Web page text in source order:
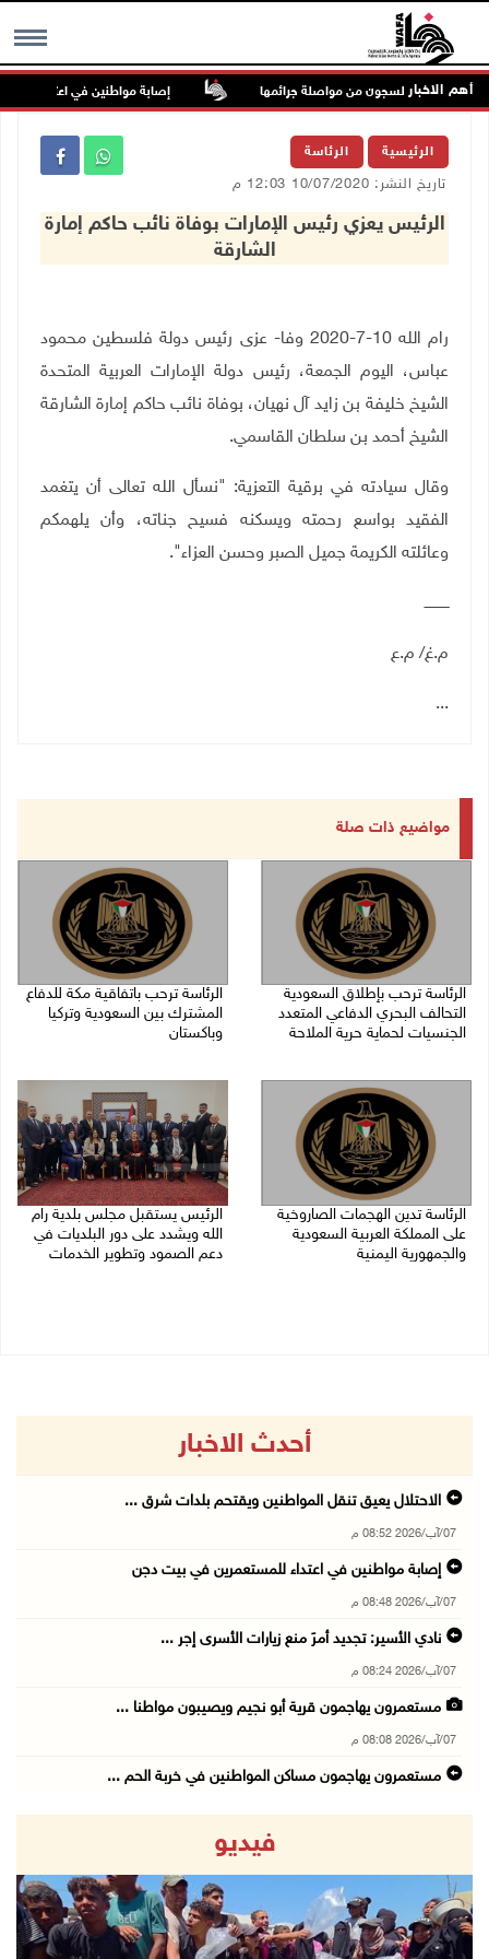
MENU أهم الاخبار
يمكّن منظومة السجون من مواصلة جرائمها إصابة مواطنين في اعتداء
الرئيسية الرئاسة
تاريخ النشر: 10/07/2020 12:03 م
الرئيس يعزي رئيس الإمارات بوفاة نائب حاكم إمارة
الشارقة
رام الله 10-7-2020 وفا- عزى رئيس دولة فلسطين محمود
عباس، اليوم الجمعة، رئيس دولة الإمارات العربية المتحدة
الشيخ خليفة بن زايد آل نهيان، بوفاة نائب حاكم إمارة الشارقة
الشيخ أحمد بن سلطان القاسمي.
وقال سيادته في برقية التعزية: "نسأل الله تعالى أن يتغمد
الفقيد بواسع رحمته ويسكنه فسيح جناته، وأن يلهمكم
وعائلته الكريمة جميل الصبر وحسن العزاء".
ـــــــــــ
م.غ/ م.ع
...
مواضيع ذات صلة
الرئاسة ترحب بإطلاق السعودية
التحالف البحري الدفاعي المتعدد
الجنسيات لحماية حرية الملاحة
الرئاسة ترحب باتفاقية مكة للدفاع
المشترك بين السعودية وتركيا
وباكستان
الرئاسة تدين الهجمات الصاروخية
على المملكة العربية السعودية
والجمهورية اليمنية
الرئيس يستقبل مجلس بلدية رام
الله ويشدد على دور البلديات في
دعم الصمود وتطوير الخدمات
أحدث الاخبار
الاحتلال يعيق تنقل المواطنين ويقتحم بلدات شرق ...
07/آب/2026 08:52 م
إصابة مواطنين في اعتداء للمستعمرين في بيت دجن
07/آب/2026 08:48 م
نادي الأسير: تجديد أمرَ منع زيارات الأسرى إجر ...
07/آب/2026 08:24 م
مستعمرون يهاجمون قرية أبو نجيم ويصيبون مواطنا ...
07/آب/2026 08:08 م
مستعمرون يهاجمون مساكن المواطنين في خربة الحم ...
بعد تجديد منع زيارات المعتقلين: أبو الحمص يدع ...
07/آب/2026 06:26 م
الرئاسة ترحب بإطلاق السعودية التحالف البحري ا ...
07/آب/2026 06:17 م
فيديو